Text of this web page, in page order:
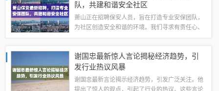
队，共建和谐安全社区
萧山正在招聘保安人员，旨在打造专业安保团队，
为社区创造安全和谐的环境。我们寻求有责任心、
供全面的福利待遇和职业发展机会。欢迎有志...
谢国忠最新惊人言论揭秘经济趋势，引
发行业热议风暴
谢国忠最新言论揭示经济趋势，引发广泛关注。他
提出了惊人的观点，引起了行业的热议。这些言论